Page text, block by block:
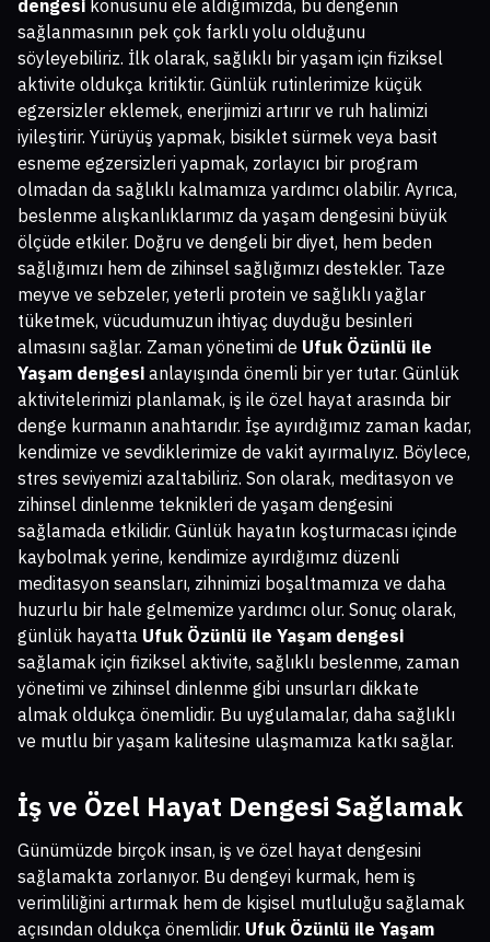
dengesi konusunu ele aldığımızda, bu dengenin
sağlanmasının pek çok farklı yolu olduğunu
söyleyebiliriz. İlk olarak, sağlıklı bir yaşam için fiziksel
aktivite oldukça kritiktir. Günlük rutinlerimize küçük
egzersizler eklemek, enerjimizi artırır ve ruh halimizi
iyileştirir. Yürüyüş yapmak, bisiklet sürmek veya basit
esneme egzersizleri yapmak, zorlayıcı bir program
olmadan da sağlıklı kalmamıza yardımcı olabilir. Ayrıca,
beslenme alışkanlıklarımız da yaşam dengesini büyük
ölçüde etkiler. Doğru ve dengeli bir diyet, hem beden
sağlığımızı hem de zihinsel sağlığımızı destekler. Taze
meyve ve sebzeler, yeterli protein ve sağlıklı yağlar
tüketmek, vücudumuzun ihtiyaç duyduğu besinleri
almasını sağlar. Zaman yönetimi de Ufuk Özünlü ile
Yaşam dengesi anlayışında önemli bir yer tutar. Günlük
aktivitelerimizi planlamak, iş ile özel hayat arasında bir
denge kurmanın anahtarıdır. İşe ayırdığımız zaman kadar,
kendimize ve sevdiklerimize de vakit ayırmalıyız. Böylece,
stres seviyemizi azaltabiliriz. Son olarak, meditasyon ve
zihinsel dinlenme teknikleri de yaşam dengesini
sağlamada etkilidir. Günlük hayatın koşturmacası içinde
kaybolmak yerine, kendimize ayırdığımız düzenli
meditasyon seansları, zihnimizi boşaltmamıza ve daha
huzurlu bir hale gelmemize yardımcı olur. Sonuç olarak,
günlük hayatta Ufuk Özünlü ile Yaşam dengesi
sağlamak için fiziksel aktivite, sağlıklı beslenme, zaman
yönetimi ve zihinsel dinlenme gibi unsurları dikkate
almak oldukça önemlidir. Bu uygulamalar, daha sağlıklı
ve mutlu bir yaşam kalitesine ulaşmamıza katkı sağlar.
İş ve Özel Hayat Dengesi Sağlamak
Günümüzde birçok insan, iş ve özel hayat dengesini
sağlamakta zorlanıyor. Bu dengeyi kurmak, hem iş
verimliliğini artırmak hem de kişisel mutluluğu sağlamak
açısından oldukça önemlidir. Ufuk Özünlü ile Yaşam